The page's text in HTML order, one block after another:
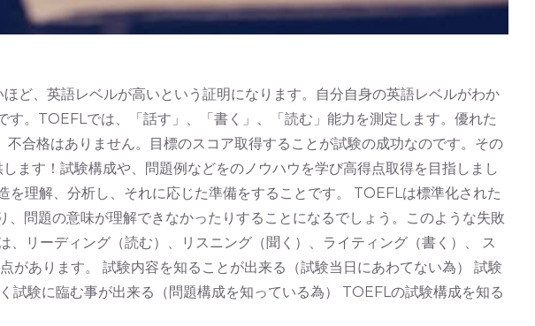
、英語レベルが高いという証明になります。自分自身の英語レベルがわか
。TOEFLでは、「話す」、「書く」、「読む」能力を測定します。優れた
合格はありません。目標のスコア取得することが試験の成功なのです。その
す！試験構成や、問題例などをのノウハウを学び高得点取得を目指しまし
理解、分析し、それに応じた準備をすることです。 TOEFLは標準化された
問題の意味が理解できなかったりすることになるでしょう。このような失敗
リーディング（読む）、リスニング（聞く）、ライティング（書く）、 ス
あります。 試験内容を知ることが出来る（試験当日にあわてない為） 試験
験に臨む事が出来る（問題構成を知っている為） TOEFLの試験構成を知る